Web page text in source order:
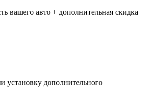
вашего авто + дополнительная скидка
установку дополнительного